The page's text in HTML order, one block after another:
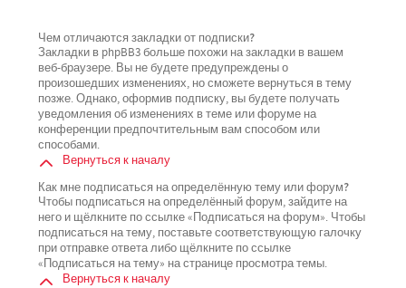
Чем отличаются закладки от подписки?
Закладки в phpBB3 больше похожи на закладки в вашем
веб-браузере. Вы не будете предупреждены о
произошедших изменениях, но сможете вернуться в тему
позже. Однако, оформив подписку, вы будете получать
уведомления об изменениях в теме или форуме на
конференции предпочтительным вам способом или
способами.
Вернуться к началу
Как мне подписаться на определённую тему или форум?
Чтобы подписаться на определённый форум, зайдите на
него и щёлкните по ссылке «Подписаться на форум». Чтобы
подписаться на тему, поставьте соответствующую галочку
при отправке ответа либо щёлкните по ссылке
«Подписаться на тему» на странице просмотра темы.
Вернуться к началу